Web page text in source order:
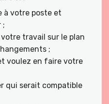
à votre poste et
;
travail sur le plan
;
voulez en faire votre
qui serait compatible